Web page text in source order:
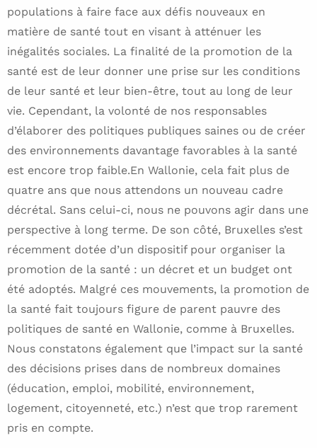
populations à faire face aux défis nouveaux en
matière de santé tout en visant à atténuer les
inégalités sociales. La finalité de la promotion de la
santé est de leur donner une prise sur les conditions
de leur santé et leur bien-être, tout au long de leur
vie. Cependant, la volonté de nos responsables
d’élaborer des politiques publiques saines ou de créer
des environnements davantage favorables à la santé
est encore trop faible.En Wallonie, cela fait plus de
quatre ans que nous attendons un nouveau cadre
décrétal. Sans celui-ci, nous ne pouvons agir dans une
perspective à long terme. De son côté, Bruxelles s’est
récemment dotée d’un dispositif pour organiser la
promotion de la santé : un décret et un budget ont
été adoptés. Malgré ces mouvements, la promotion de
la santé fait toujours figure de parent pauvre des
politiques de santé en Wallonie, comme à Bruxelles.
Nous constatons également que l’impact sur la santé
des décisions prises dans de nombreux domaines
(éducation, emploi, mobilité, environnement,
logement, citoyenneté, etc.) n’est que trop rarement
pris en compte.